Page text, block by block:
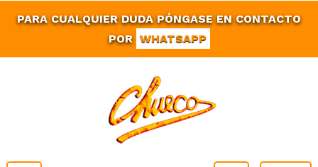
PARA CUALQUIER DUDA PÓNGASE EN CONTACTO
POR WHATSAPP